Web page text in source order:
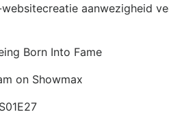
aanwezigheid
Born Into Fame
on Showmax